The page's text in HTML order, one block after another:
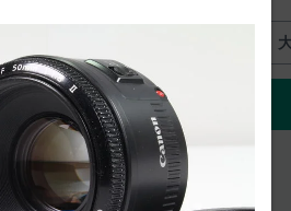
の詳細をみる